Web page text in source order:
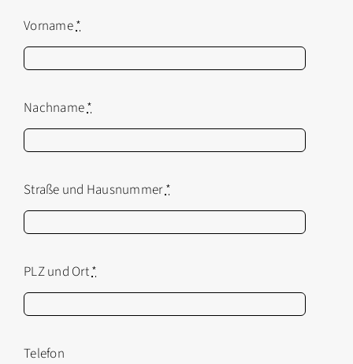
Vorname*
Nachname*
Straße und Hausnummer*
PLZ und Ort*
Telefon